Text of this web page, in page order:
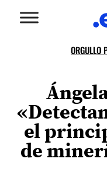
ORGULLO
el
de